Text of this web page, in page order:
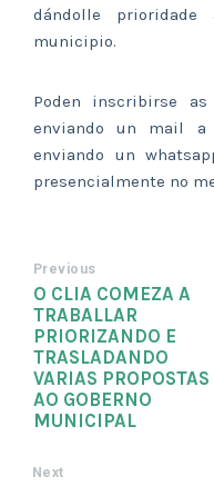
dándolle prioridade
municipio.
Poden inscribirse
enviando un mail a
enviando un
presencialmente no
Previous
O CLIA COMEZA A
TRABALLAR
PRIORIZANDO E
TRASLADANDO
VARIAS PROPOSTAS
AO GOBERNO
MUNICIPAL
Next